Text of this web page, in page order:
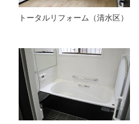
トータルリフォーム（清水区）